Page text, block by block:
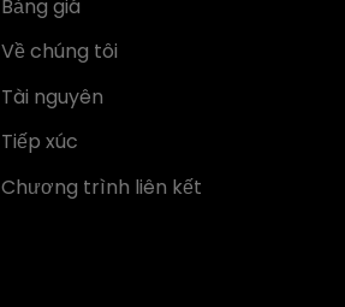
Bảng giá
Về chúng tôi
Tài nguyên
Tiếp xúc
Chương trình liên kết